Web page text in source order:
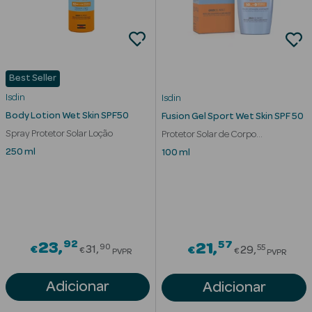
Cuidados de
Coffrets
Protetores
Solares de
Rosto
Protetores
Best Seller
Isdin
Body Lotion Wet Skin SPF50
Spray Protetor Solar Loção
250 ml
€23 92Price reduced from
€31 90
PVPR
Adicionar
Isdin
Fusion Gel Sport Wet Skin SPF 50
Protetor Solar de Corpo
Refrescante
100 ml
€21 57Price
€29 55
PVPR
Adicionar